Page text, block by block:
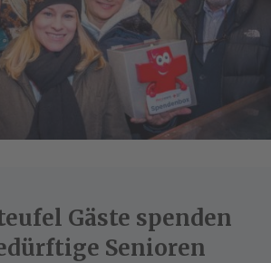
Gäste spenden
Senioren